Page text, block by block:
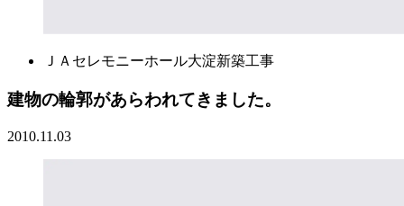
ＪＡセレモニーホール大淀新築工事
建物の輪郭があらわれてきました。
2010.11.03